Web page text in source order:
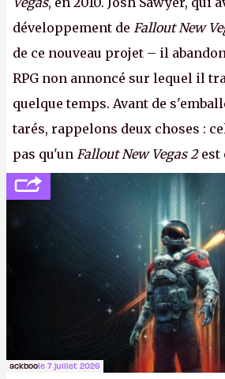
développement de Fallout New
de ce nouveau projet – il
RPG non annoncé sur lequel il
quelque temps. Avant de
tarés, rappelons deux choses :
pas qu'un Fallout New Vegas 2est
développement (pour ce que l'on
peut-être sur
Fallout Football ou
Lapins Crétins) et l'Obsidian
le même studio qu'il y a 15 ans.
peut commencer à fantasmer.A.
ackboole 7 juillet 2026